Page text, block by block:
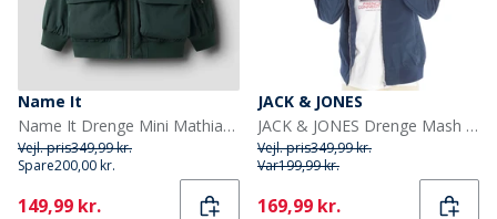
Name It
Name It Drenge Mini Mathias Bomber Jakke Green Gables
Vejl. pris349,99 kr.
Spare200,00 kr.
Current
149,99 kr.
JACK & JONES
JACK & JONES Drenge Mash Bomberjakke Blå Blazer
Vejl. pris349,99 kr.
Var199,99 kr.
Current
169,99 kr.